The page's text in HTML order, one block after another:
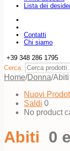
Lista dei
Contatti
Chi siamo
+39 348 286 1795
Cerca:
Home/Donna/Abiti
Nuovi
Saldi 0
No product
Abiti 0